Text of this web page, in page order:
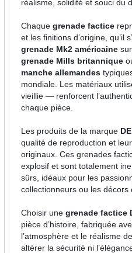
réalisme, solidité et souci du
Chaquegrenade factice
et les finitions d’origine, qu’il
grenade Mk2 américaine
grenade Mills britannique
manche allemandes
mondiale. Les matériaux
vieillie — renforcent
chaque pièce.
Les produits de la marque
qualité de reproduction et
originaux. Ces grenades
explosif et sont totalement
sûrs, idéaux pour les
collectionneurs ou les décors
Choisir unegrenade factice
pièce d’histoire, fabriquée
l’atmosphère et le réalisme
altérer la sécurité ni